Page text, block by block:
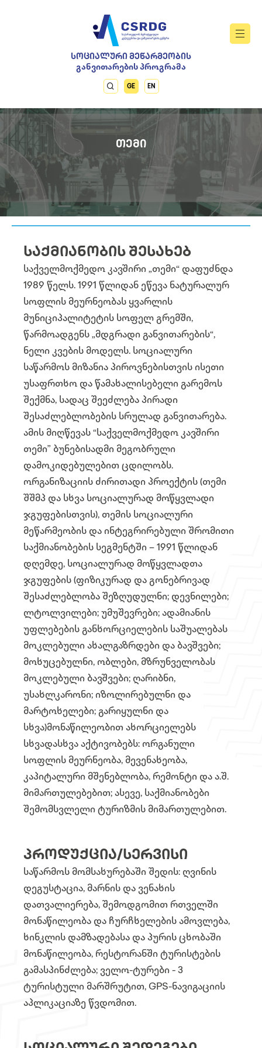
ᲡᲝᲪᲘᲐᲚᲣᲠᲘ ᲛᲔᲬᲐᲠᲛᲔᲝᲑᲘᲡ
განვითარების პროგრამა
GE EN
ᲗᲔᲛᲘ
ᲡᲐᲥᲛᲘᲐᲜᲝᲑᲘᲡ ᲨᲔᲡᲐᲮᲔᲑ
საქველმოქმედო კავშირი „თემი“ დაფუძნდა
1989 წელს. 1991 წლიდან ეწევა ნატურალურ
სოფლის მეურნეობას ყვარლის
მუნიციპალიტეტის სოფელ გრემში,
წარმოადგენს „მდგრადი განვითარების“,
ნელი კვების მოდელს. სოციალური
საწარმოს მიზანია პიროვნებისთვის ისეთი
უსაფრთხო და წამახალისებელი გარემოს
შექმნა, სადაც შეეძლება პირადი
შესაძლებლობების სრულად განვითარება.
ამის მიღწევას “საქველმოქმედო კავშირი
თემი” ბუნებისადმი მეგობრული
დამოკიდებულებით ცდილობს.
ორგანიზაციის ძირითადი პროექტის (თემი
შშმპ და სხვა სოციალურად მოწყვლადი
ჯგუფებისთვის), თემის სოციალური
მეწარმეობის და ინტეგრირებული შრომითი
საქმიანობების სეგმენტში – 1991 წლიდან
დღემდე, სოციალურად მოწყვლადთა
ჯგუფების (ფიზიკურად და გონებრივად
შესაძლებლობა შეზღუდულნი; დევნილები;
ლტოლვილები; უმუშევრები; ადამიანის
უფლებების განხორციელების საშუალებას
მოკლებული ახალგაზრდები და ბავშვები;
მოხუცებულნი, ობლები, მზრუნველობას
მოკლებული ბავშვები; ღარიბნი,
უსახლკარონი; იზოლირებულნი და
მარტოხელები; გარიყულნი და
სხვა)მონაწილეობით ახორციელებს
სხვადასხვა აქტივობებს: ორგანული
სოფლის მეურნეობა, მევენახეობა,
კაპიტალური მშენებლობა, რემონტი და ა.შ.
მიმართულებებით; ასევე, საქმიანობები
შემომსვლელი ტურიზმის მიმართულებით.
ᲞᲠᲝᲓᲣᲥᲪᲘᲐ/ᲡᲔᲠᲕᲘᲡᲘ
საწარმოს მომსახურებაში შედის: ღვინის
დეგუსტაცია, მარნის და ვენახის
დათვალიერება, შემოდგომით რთველში
მონაწილეობა და ჩურჩხელების ამოვლება,
ხინკლის დამზადებასა და პურის ცხობაში
მონაწილეობა, რესტორანში ტურისტების
გამასპინძლება; ველო-ტურები - 3
ტურისტული მარშრუტით, GPS-ნავიგაციის
აპლიკაციაზე წვდომით.